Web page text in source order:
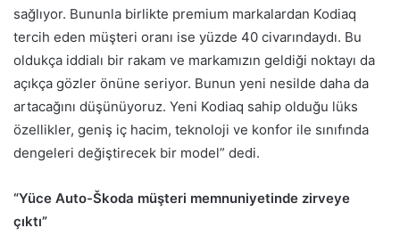
sağlıyor. Bununla birlikte premium markalardan Kodiaq
tercih eden müşteri oranı ise yüzde 40 civarındaydı. Bu
oldukça iddialı bir rakam ve markamızın geldiği noktayı da
açıkça gözler önüne seriyor. Bunun yeni nesilde daha da
artacağını düşünüyoruz. Yeni Kodiaq sahip olduğu lüks
özellikler, geniş iç hacim, teknoloji ve konfor ile sınıfında
dengeleri değiştirecek bir model” dedi.
“Yüce Auto-Škoda müşteri memnuniyetinde zirveye
çıktı”